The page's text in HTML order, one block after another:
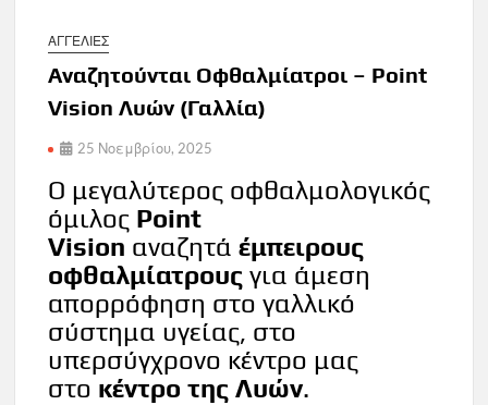
ΑΓΓΕΛΙΕΣ
Αναζητούνται Οφθαλμίατροι – Point
Vision Λυών (Γαλλία)
25 Νοεμβρίου, 2025
Ο μεγαλύτερος οφθαλμολογικός
όμιλος Point
Vision αναζητάέμπειρους
οφθαλμίατρους για άμεση
απορρόφηση στο γαλλικό
σύστημα υγείας, στο
υπερσύγχρονο κέντρο μας
στο κέντρο της Λυών.